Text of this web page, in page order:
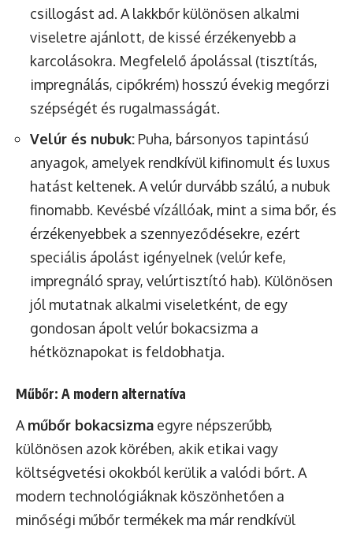
csillogást ad. A lakkbőr különösen alkalmi
viseletre ajánlott, de kissé érzékenyebb a
karcolásokra. Megfelelő ápolással (tisztítás,
impregnálás, cipőkrém) hosszú évekig megőrzi
szépségét és rugalmasságát.
Velúr és nubuk: Puha, bársonyos tapintású
anyagok, amelyek rendkívül kifinomult és luxus
hatást keltenek. A velúr durvább szálú, a nubuk
finomabb. Kevésbé vízállóak, mint a sima bőr, és
érzékenyebbek a szennyeződésekre, ezért
speciális ápolást igényelnek (velúr kefe,
impregnáló spray, velúrtisztító hab). Különösen
jól mutatnak alkalmi viseletként, de egy
gondosan ápolt velúr bokacsizma a
hétköznapokat is feldobhatja.
Műbőr: A modern alternatíva
A műbőr bokacsizma egyre népszerűbb,
különösen azok körében, akik etikai vagy
költségvetési okokból kerülik a valódi bőrt. A
modern technológiáknak köszönhetően a
minőségi műbőr termékek ma már rendkívül